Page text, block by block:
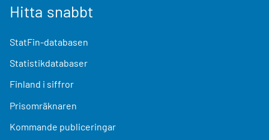
Hitta snabbt
StatFin-databasen
Statistikdatabaser
Finland i siffror
Prisomräknaren
Kommande publiceringar